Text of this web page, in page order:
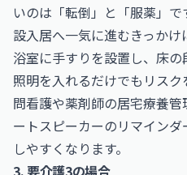
いのは「転倒」と「服薬」
設入居へ一気に進むきっかけ
浴室に手すりを設置し、床
照明を入れるだけでもリス
問看護や薬剤師の居宅療養
ートスピーカーのリマイン
しやすくなります。
3. 要介護3の場合